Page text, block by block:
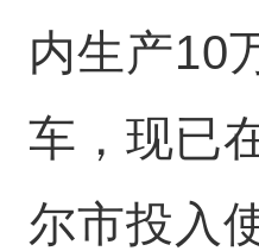
内生产10
车，现已
尔市投入